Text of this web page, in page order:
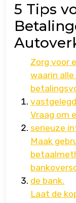
5 Tips
Zorg voor
waarin
Vraag om
serieuze
Maak
de bank.
Laat de